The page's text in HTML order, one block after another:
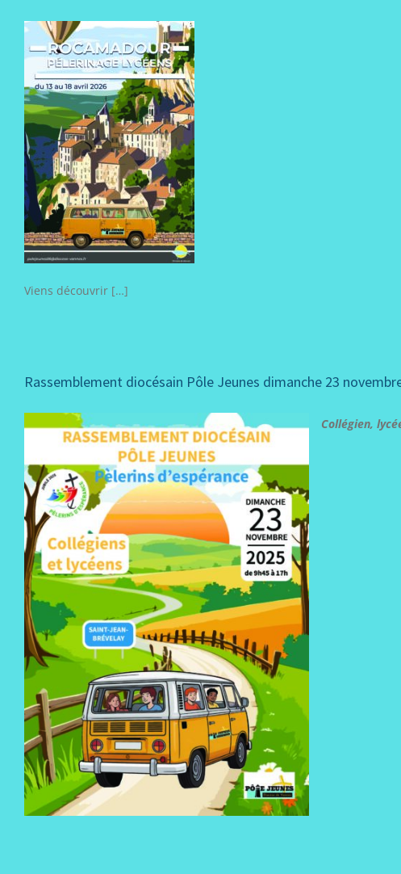
Viens découvrir […]
Rassemblement diocésain Pôle Jeunes dimanche 23
Collégien,